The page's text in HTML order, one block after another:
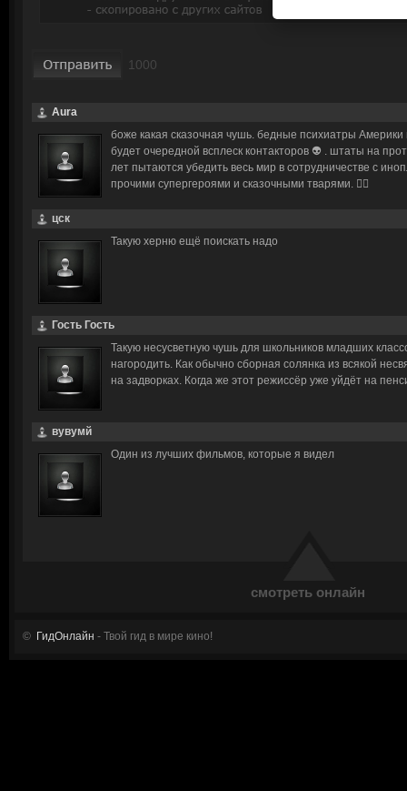
смотреть онлайн
Aura
боже какая сказочная чушь. бедные психиатры Америки
будет очередной всплеск контакторов 👽 . штаты на
лет пытаются убедить весь мир в сотрудничестве с
прочими супергероями и сказочными тварями. 🤦‍♀️
цск
Такую херню ещё поискать надо
Гость Гость
Такую несусветную чушь для школьников младших
нагородить. Как обычно сборная солянка из всякой
на задворках. Когда же этот режиссёр уже уйдёт на
вувумй
Один из лучших фильмов, которые я видел
© ГидОнлайн - Твой гид в мире кино!